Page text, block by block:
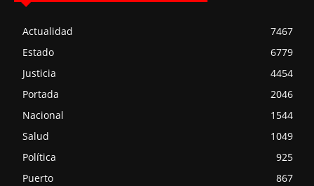
Actualidad
7467
Estado
6779
Justicia
4454
Portada
2046
Nacional
1544
Salud
1049
Política
925
Puerto
867